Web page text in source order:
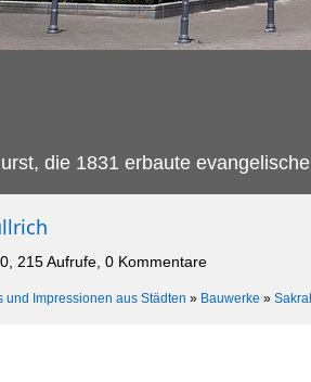
die 1831 erbaute
215 Aufrufe, 0 Kommentare
und Impressionen aus Städten » Bauwerke »